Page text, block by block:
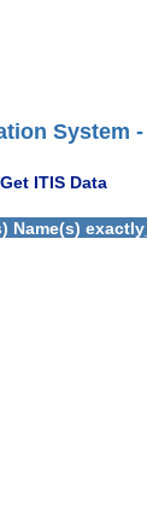
System
Get ITIS Data